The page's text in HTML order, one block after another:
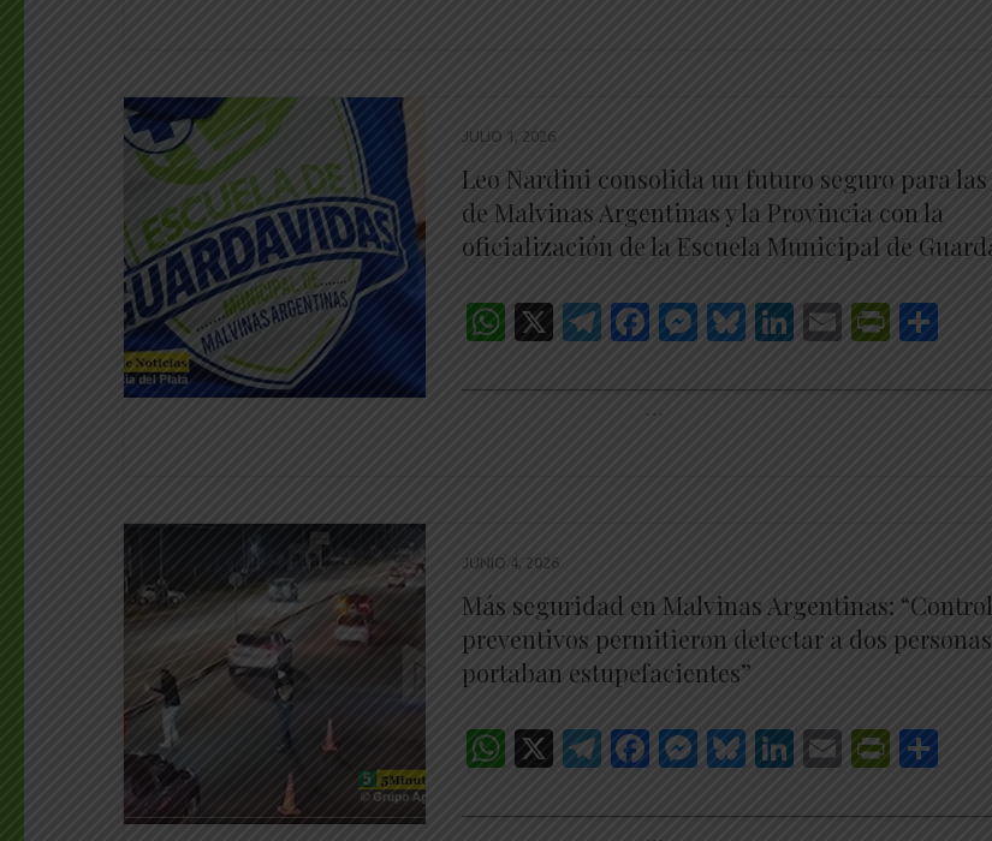
JULIO 1, 2026
Leo Nardini consolida un futuro seguro para
de Malvinas Argentinas y la Provincia con la
oficialización de la Escuela Municipal de
WhatsApp
X Telegram
Facebook
Messenger
Bluesky
LinkedIn
Email
…
JUNIO 4, 2026
Más seguridad en Malvinas Argentinas:
preventivos permitieron detectar a dos
portaban estupefacientes”
WhatsApp
X Telegram
Facebook
Messenger
Bluesky
LinkedIn
Email
…